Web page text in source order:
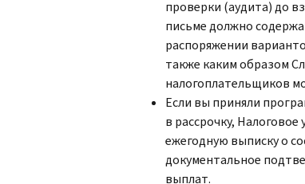
проверки (аудита) до
письме должно
распоряжении
также каким образом
налогоплательщиков
Если вы приняли
в рассрочку,
ежегодную выписку о
документальное
выплат.